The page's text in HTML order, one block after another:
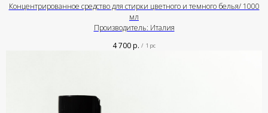
Концентрированное средство для стирки цветного и темного белья/ 1000
мл
Производитель: Италия
4 700р. / 1 pc